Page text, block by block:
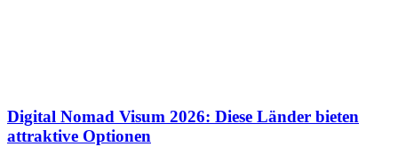
Digital Nomad Visum 2026: Diese Länder bieten
attraktive Optionen